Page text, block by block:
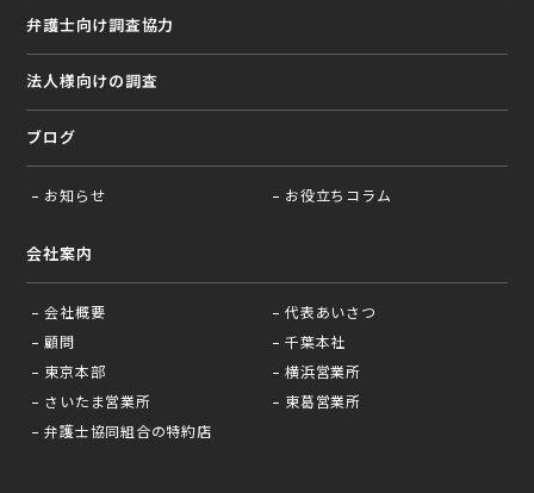
弁護⼠向け調査協⼒
法⼈様向けの調査
ブログ
お知らせ お役⽴ちコラム
会社案内
会社概要
代表あいさつ
顧問
千葉本社
東京本部
横浜営業所
さいたま営業所
東葛営業所
弁護士協同組合の特約店